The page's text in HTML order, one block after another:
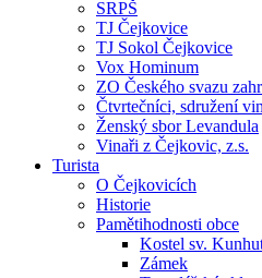
SRPŠ
TJ Čejkovice
TJ Sokol Čejkovice
Vox Hominum
ZO Českého svazu
Čtvrtečníci, sdružení
Ženský sbor Levandula
Vinaři z Čejkovic, z.s.
Turista
O Čejkovicích
Historie
Pamětihodnosti obce
Kostel sv.
Zámek